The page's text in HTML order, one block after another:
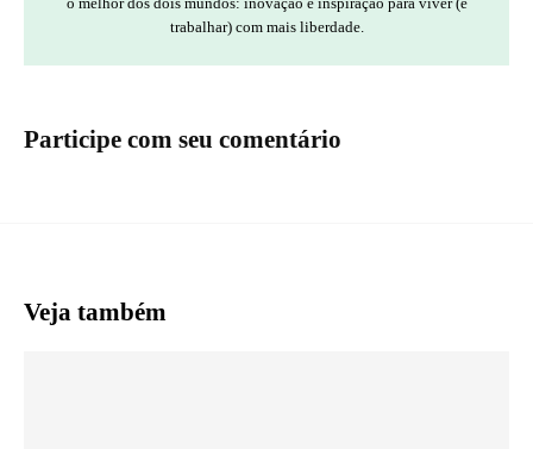
trabalhar) com mais liberdade.
Participe com seu comentário
Veja também